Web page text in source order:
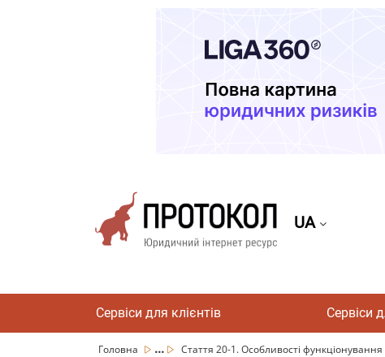
UA
Сервіси для клієнтів Сервіси
Головна ... Стаття 20-1. Особливості функціонування